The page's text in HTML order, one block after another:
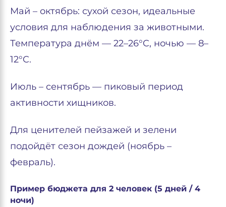
Май – октябрь: сухой сезон, идеальные
условия для наблюдения за животными.
Температура днём — 22–26°C, ночью — 8–
12°C.
Июль – сентябрь — пиковый период
активности хищников.
Для ценителей пейзажей и зелени
подойдёт сезон дождей (ноябрь –
февраль).
Пример бюджета для 2 человек (5 дней / 4
ночи)